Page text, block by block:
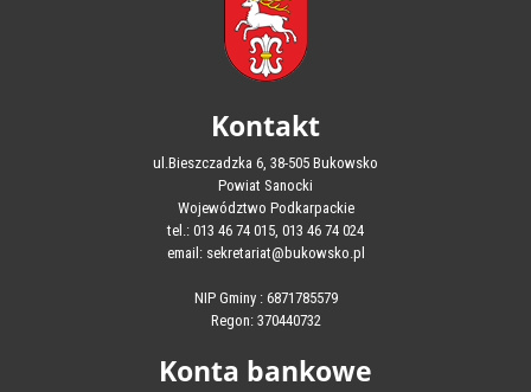
Kontakt
ul.Bieszczadzka 6, 38-505 Bukowsko
Powiat Sanocki
Województwo Podkarpackie
tel.: 013 46 74 015, 013 46 74 024
email: sekretariat@bukowsko.pl
NIP Gminy : 6871785579
Regon: 370440732
Konta bankowe